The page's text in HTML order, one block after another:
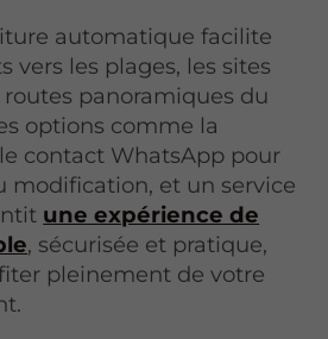
automatique facilite
vers les plages, les sites
panoramiques du
options comme la
contact WhatsApp pour
modification, et un service
une expérience de
, sécurisée et pratique,
pleinement de votre